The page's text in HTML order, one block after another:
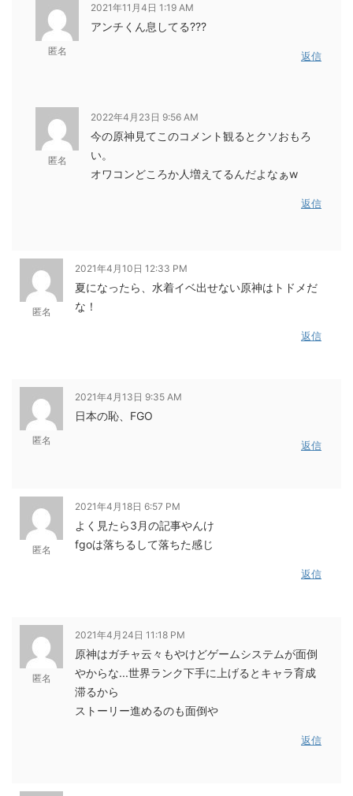
匿名
2021年11月4日 1:19 AM
アンチくん息してる???
返信
匿名
2022年4月23日 9:56 AM
今の原神見てこのコメント観るとクソおもろ
い。
オワコンどころか人増えてるんだよなぁw
返信
匿名
2021年4月10日 12:33 PM
夏になったら、水着イベ出せない原神はトドメだ
な！
返信
匿名
2021年4月13日 9:35 AM
日本の恥、FGO
返信
匿名
2021年4月18日 6:57 PM
よく見たら3月の記事やんけ
fgoは落ちるして落ちた感じ
返信
匿名
2021年4月24日 11:18 PM
原神はガチャ云々もやけどゲームシステムが面倒
やからな...世界ランク下手に上げるとキャラ育成
滞るから
ストーリー進めるのも面倒や
返信